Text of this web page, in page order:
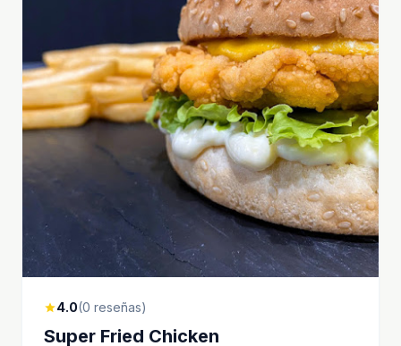
star4.0(0 reseñas)
Super Fried Chicken